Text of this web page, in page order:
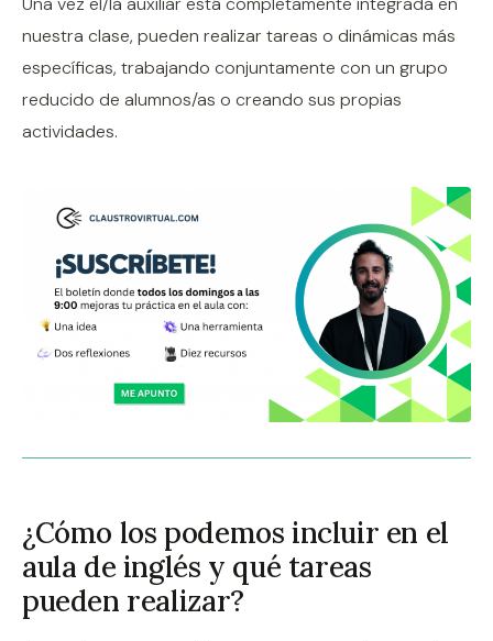
nuestra clase, pueden realizar tareas o dinámicas más
específicas, trabajando conjuntamente con un grupo
reducido de alumnos/as o creando sus propias
actividades.
¿Cómo los podemos incluir en el
aula de inglés y qué tareas
pueden realizar?